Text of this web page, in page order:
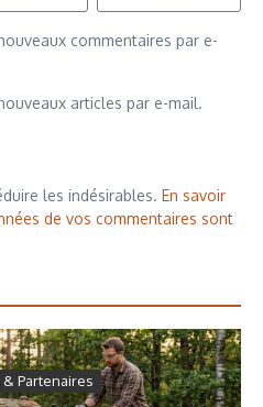
commentaires par e-
articles par e-mail.
les indésirables. En savoir
de vos commentaires sont
Partenaires